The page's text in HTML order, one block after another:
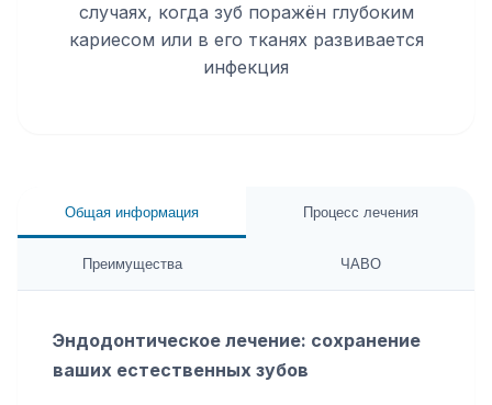
случаях, когда зуб поражён глубоким
кариесом или в его тканях развивается
инфекция
Общая информация Процесс лечения
Преимущества ЧАВО
Эндодонтическое лечение: сохранение
ваших естественных зубов